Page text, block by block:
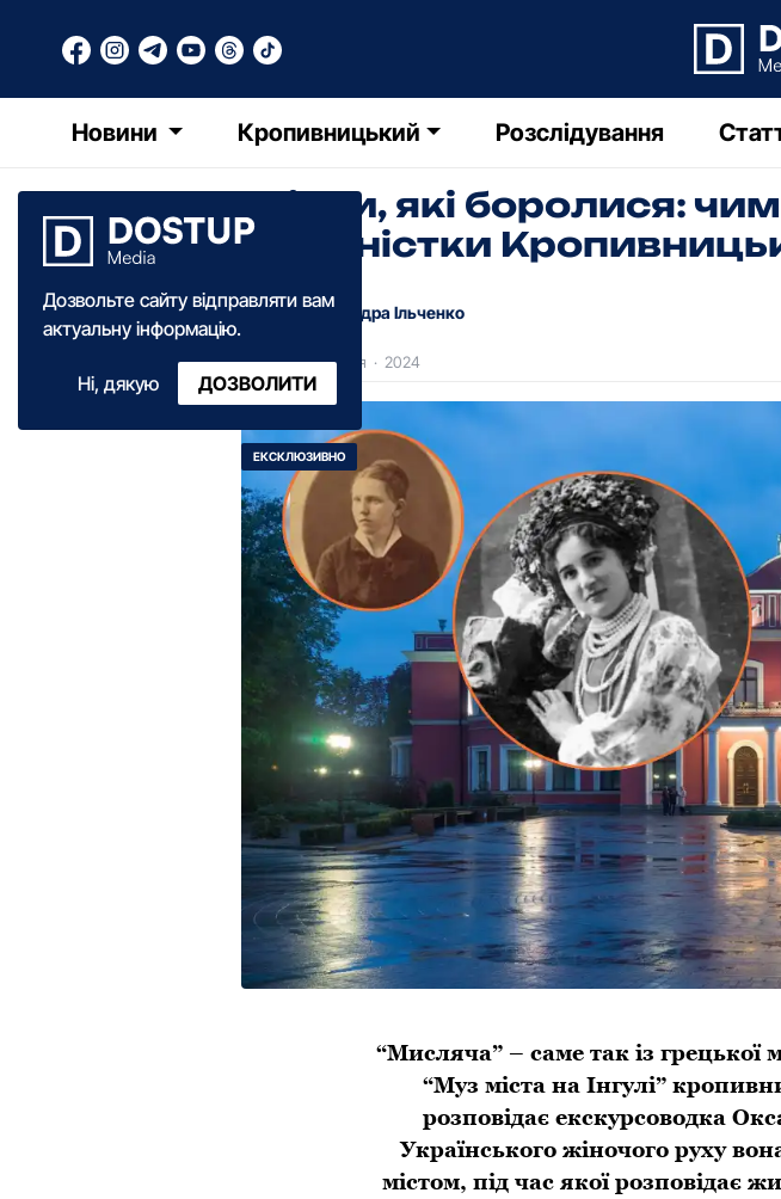
Новини Кропивницький Розслідування
Дозвольте сайту відправляти вам
актуальну інформацію.
Ні, дякую ДОЗВОЛИТИ
Жінки, які боролися:
феміністки
Олександра Ільченко
14:25·07 червня · 2024
“Мисляча” – саме так із грецької
“Муз міста на Інгулі”
розповідає екскурсоводка
Українського жіночого руху
містом, під час якої розповідає